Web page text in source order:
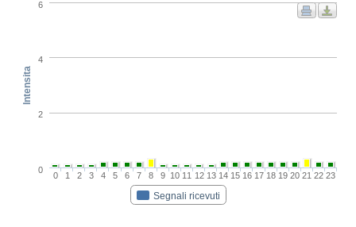
Intensita
Segnali ricevuti
0 1 2 3 4 5 6 7 8 9 10 11 12 13 14 15 16 17 18 19 20 21 22 23
0
2
4
6